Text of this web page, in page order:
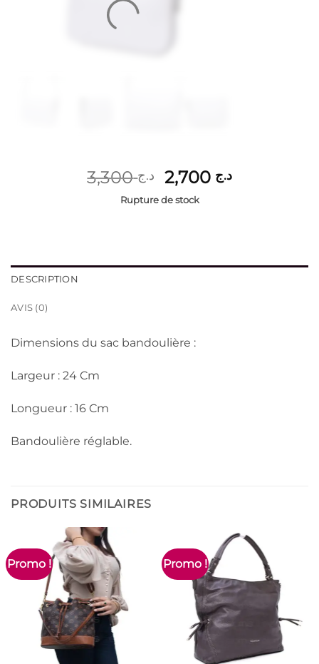
د.ج3,300
Le
prix
د.ج 2,700
Le
Rupture de stock
DESCRIPTION
AVIS (0)
Dimensions du sac bandoulière :
Largeur : 24 Cm
Longueur : 16 Cm
Bandoulière réglable.
PRODUITS SIMILAIRES
Promo ! Promo !